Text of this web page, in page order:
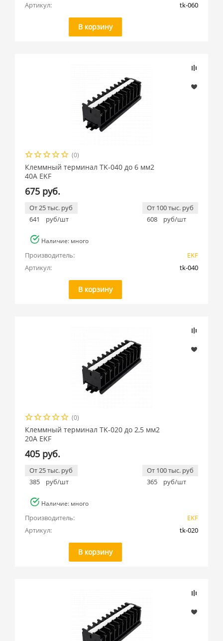
Артикул:
tk-060
В корзину
(0)
Клеммный терминал TK-040 до 6 мм2
40A EKF
675 руб.
От 25 тыс. руб
641
руб/шт
От 100 тыс. руб
608
руб/шт
Наличие: много
Производитель:
EKF
Артикул:
tk-040
В корзину
(0)
Клеммный терминал TK-020 до 2,5 мм2
20A EKF
405 руб.
От 25 тыс. руб
385
руб/шт
От 100 тыс. руб
365
руб/шт
Наличие: много
Производитель:
EKF
Артикул:
tk-020
В корзину